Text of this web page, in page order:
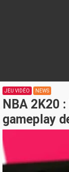
JEU VIDÉO NEWS
NBA 2K20
gameplay